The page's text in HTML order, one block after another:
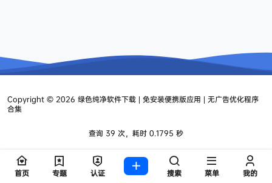
Copyright © 2026 绿色纯净软件下载 | 免安装便携版应用 | 无广告优化程序
合集
查询 39 次，耗时 0.1795 秒
首页 专题 认证 搜索 菜单 我的